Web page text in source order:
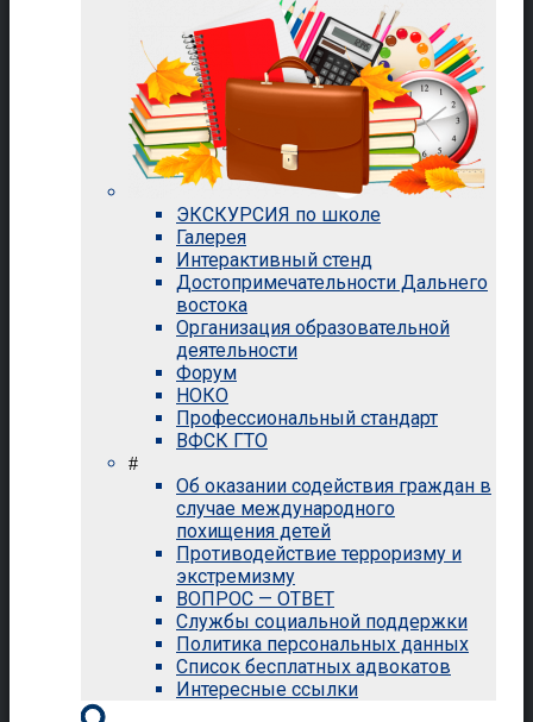
ЭКСКУРСИЯ по школе
Галерея
Интерактивный стенд
Достопримечательности Дальнего
востока
Организация образовательной
деятельности
Форум
НОКО
Профессиональный стандарт
ВФСК ГТО
#
Об оказании содействия граждан в
случае международного
похищения детей
Противодействие терроризму и
экстремизму
ВОПРОС — ОТВЕТ
Службы социальной поддержки
Политика персональных данных
Список бесплатных адвокатов
Интересные ссылки